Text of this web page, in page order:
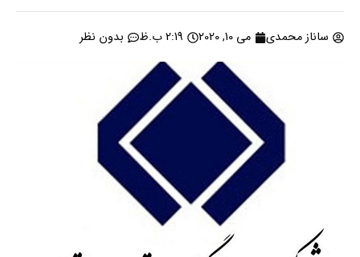
ساناز محمدی می 10, 2020 2:19 ب.ظ بدون نظر